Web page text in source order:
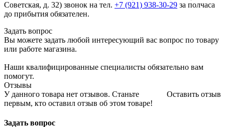
Советская, д. 32) звонок на тел. +7 (921) 938-30-29 за полчаса
до прибытия обязателен.
Задать вопрос
Вы можете задать любой интересующий вас вопрос по товару
или работе магазина.
Наши квалифицированные специалисты обязательно вам
помогут.
Отзывы
Оставить отзыв
У данного товара нет отзывов. Станьте
первым, кто оставил отзыв об этом товаре!
Задать вопрос